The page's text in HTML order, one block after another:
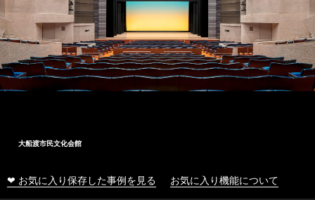
大船渡市民文化会館
❤ お気に入り保存した事例を見る お気に入り機能について